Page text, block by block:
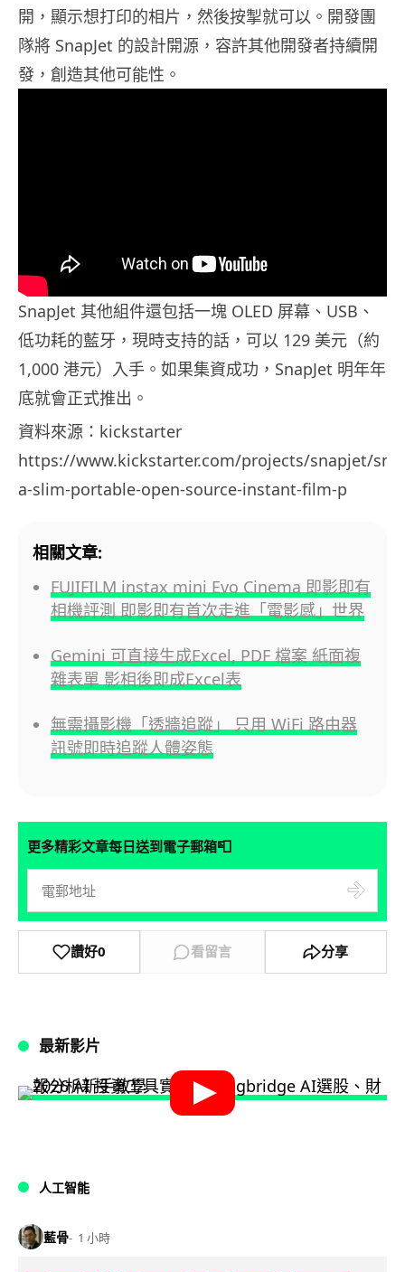
開，顯示想打印的相片，然後按掣就可以。開發團
隊將 SnapJet 的設計開源，容許其他開發者持續開
發，創造其他可能性。
SnapJet 其他組件還包括一塊 OLED 屏幕、USB、
低功耗的藍牙，現時支持的話，可以 129 美元（約
1,000 港元）入手。如果集資成功，SnapJet 明年年
底就會正式推出。
資料來源：kickstarter
https://www.kickstarter.com/projects/snapjet/
a-slim-portable-open-source-instant-film-p
相關文章:
FUJIFILM instax mini Evo Cinema 即影即有
相機評測 即影即有首次走進「電影感」世界
Gemini 可直接生成Excel, PDF 檔案 紙面複
雜表單 影相後即成Excel表
無需攝影機「透牆追蹤」 只用 WiFi 路由器
訊號即時追蹤人體姿態
更多精彩文章每日送到電子郵箱📮
讚好0 看留言 分享
最新影片
人工智能
藍骨 1 小時